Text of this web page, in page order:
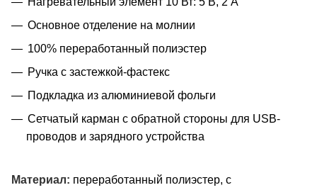
Основное отделение на молнии
100% переработанный полиэстер
Ручка с застежкой-фастекс
Подкладка из алюминиевой фольги
Сетчатый карман с обратной стороны для USB-
проводов и зарядного устройства
Материал: переработанный полиэстер, с